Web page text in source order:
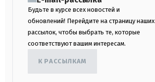
Будьте в курсе всех новостей и
обновлений! Перейдите на страницу наших
рассылок, чтобы выбрать те, которые
соответствуют вашим интересам.
К РАССЫЛКАМ